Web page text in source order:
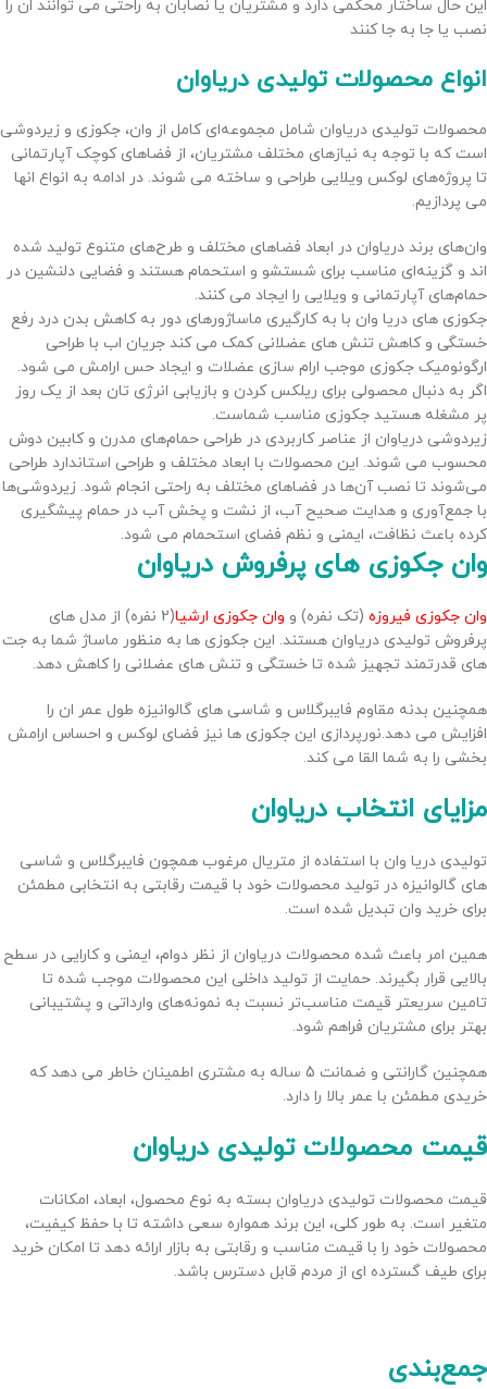
این حال ساختار محکمی دارد و مشتریان یا نصابان به راحتی می توانند ان را
نصب یا جا به جا کنند
انواع محصولات تولیدی دریاوان
محصولات تولیدی دریاوان شامل مجموعه‌ای کامل از وان، جکوزی و زیردوشی
است که با توجه به نیازهای مختلف مشتریان، از فضاهای کوچک آپارتمانی
تا پروژه‌های لوکس ویلایی طراحی و ساخته می شوند. در ادامه به انواع انها
می پردازیم.
وان‌های برند دریاوان در ابعاد فضاهای مختلف و طرح‌های متنوع تولید شده
اند و گزینه‌ای مناسب برای شستشو و استحمام هستند و فضایی دلنشین در
حمام‌های آپارتمانی و ویلایی را ایجاد می کنند.
جکوزی های دریا وان با به کارگیری ماساژورهای دور به کاهش بدن درد رفع
خستگی و کاهش تنش های عضلانی کمک می کند جریان اب با طراحی
ارگونومیک جکوزی موجب ارام سازی عضلات و ایجاد حس ارامش می شود.
اگر به دنبال محصولی برای ریلکس کردن و بازیابی انرژی تان بعد از یک روز
پر مشغله هستید جکوزی مناسب شماست.
زیردوشی دریاوان از عناصر کاربردی در طراحی حمام‌های مدرن و کابین دوش
محسوب می شوند. این محصولات با ابعاد مختلف و طراحی استاندارد طراحی
می‌شوند تا نصب آن‌ها در فضاهای مختلف به راحتی انجام شود. زیردوشی‌ها
با جمع‌آوری و هدایت صحیح آب، از نشت و پخش آب در حمام پیشگیری
کرده باعث نظافت، ایمنی و نظم فضای استحمام می شود.
وان جکوزی های پرفروش دریاوان
وان جکوزی فیروزه (تک نفره) و وان جکوزی ارشیا
(2 نفره) از مدل های
پرفروش تولیدی دریاوان هستند. این جکوزی ها به منظور ماساژ شما به جت
های قدرتمند تجهیز شده تا خستگی و تنش های عضلانی را کاهش دهد.
همچنین بدنه مقاوم فایبرگلاس و شاسی های گالوانیزه طول عمر ان را
افزایش می دهد.نورپردازی این جکوزی ها نیز فضای لوکس و احساس ارامش
بخشی را به شما القا می کند.
مزایای انتخاب دریاوان
تولیدی دریا وان با استفاده از متریال مرغوب همچون فایبرگلاس و شاسی
های گالوانیزه در تولید محصولات خود با قیمت رقابتی به انتخابی مطمئن
برای خرید وان تبدیل شده است.
همین امر باعث شده محصولات دریاوان از نظر دوام، ایمنی و کارایی در سطح
بالایی قرار بگیرند. حمایت از تولید داخلی این محصولات موجب شده تا
تامین سریعتر قیمت مناسب‌تر نسبت به نمونه‌های وارداتی و پشتیبانی
بهتر برای مشتریان فراهم شود.
همچنین گارانتی و ضمانت 5 ساله به مشتری اطمینان خاطر می دهد که
خریدی مطمئن با عمر بالا را دارد.
قیمت محصولات تولیدی دریاوان
قیمت محصولات تولیدی دریاوان بسته به نوع محصول، ابعاد، امکانات
متغیر است. به طور کلی، این برند همواره سعی داشته تا با حفظ کیفیت،
محصولات خود را با قیمت مناسب و رقابتی به بازار ارائه دهد تا امکان خرید
برای طیف گسترده ای از مردم قابل دسترس باشد.
جمع‌بندی